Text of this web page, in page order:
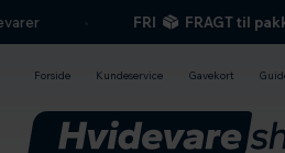
FRAGT til
Forside Kundeservice Gavekort